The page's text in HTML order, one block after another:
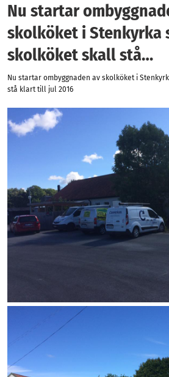
Nu startar
skolköket i Stenkyrka
skolköket skall stå…
Nu startar ombyggnaden av skolköket i
stå klart till jul 2016